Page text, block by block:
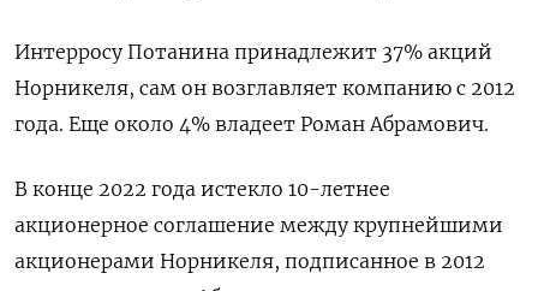
Интерросу Потанина принадлежит 37% акций
Норникеля, сам он возглавляет компанию с 2012
года. Еще около 4% владеет Роман Абрамович.
В конце 2022 года истекло 10-летнее
акционерное соглашение между крупнейшими
акционерами Норникеля, подписанное в 2012